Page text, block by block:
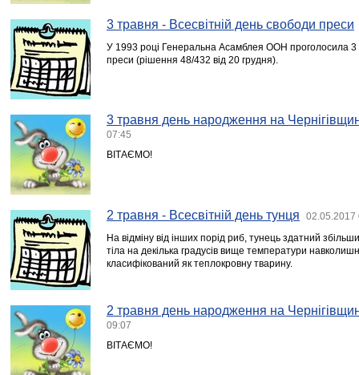
3 травня - Всесвітній день свободи преси
У 1993 році Генеральна Асамблея ООН проголосила 3
преси (рішення 48/432 від 20 грудня).
3 травня день народження на
07:45
ВІТАЄМО!
2 травня - Всесвітній день тунця 02.05.2017
На відміну від інших порід риб, тунець здатний
тіла на декілька градусів вище температури
класифікований як теплокровну тварину.
2 травня день народження на
09:07
ВІТАЄМО!